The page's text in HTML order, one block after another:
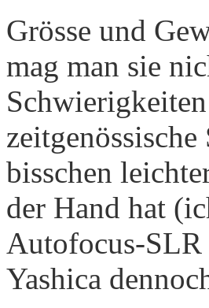
Grösse und
mag man sie
bisschen
der Hand hat
Autofocus-SLR
Yashica